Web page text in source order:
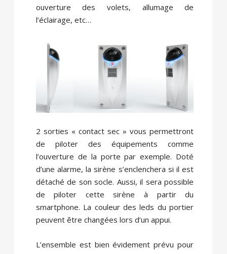
ouverture des volets, allumage de
l’éclairage, etc…
2 sorties « contact sec » vous permettront
de piloter des équipements comme
l’ouverture de la porte par exemple. Doté
d’une alarme, la sirène s’enclenchera si il est
détaché de son socle. Aussi, il sera possible
de piloter cette sirène à partir du
smartphone. La couleur des leds du portier
peuvent être changées lors d’un appui.
L’ensemble est bien évidement prévu pour